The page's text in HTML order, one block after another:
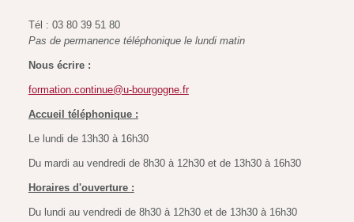
Tél : 03 80 39 51 80
Pas de permanence téléphonique le lundi matin
Nous écrire :
formation.continue@u-bourgogne.fr
Accueil téléphonique :
Le lundi de 13h30 à 16h30
Du mardi au vendredi de 8h30 à 12h30 et de 13h30 à 16h30
Horaires d'ouverture :
Du lundi au vendredi de 8h30 à 12h30 et de 13h30 à 16h30